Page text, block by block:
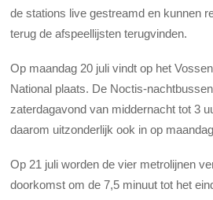
de stations live gestreamd en kunnen
terug de afspeellijsten terugvinden.
Op maandag 20 juli vindt op het
National plaats. De Noctis-
zaterdagavond van middernacht tot 3
daarom uitzonderlijk ook in op
Op 21 juli worden de vier metrolijnen
doorkomst om de 7,5 minuut tot het